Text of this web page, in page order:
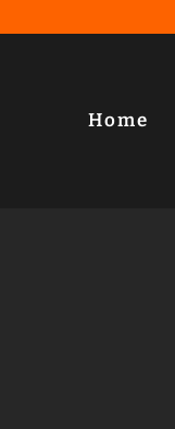
Home